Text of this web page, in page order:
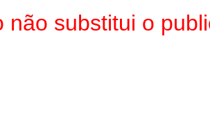
não substitui o